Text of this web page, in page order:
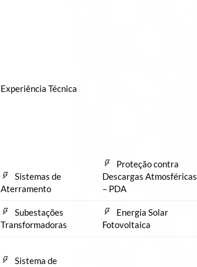
Experiência Técnica
Sistemas de
Aterramento
Proteção contra
Descargas Atmosféricas
– PDA
Subestações
Transformadoras
Energia Solar
Fotovoltaica
Sistema de